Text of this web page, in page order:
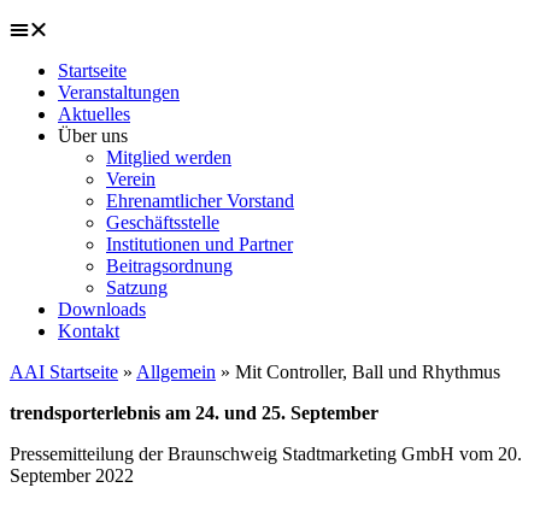
Startseite
Veranstaltungen
Aktuelles
Über uns
Mitglied werden
Verein
Ehrenamtlicher Vorstand
Geschäftsstelle
Institutionen und Partner
Beitragsordnung
Satzung
Downloads
Kontakt
AAI Startseite » Allgemein » Mit Controller, Ball und Rhythmus
trendsporterlebnis am 24. und 25. September
Pressemitteilung der Braunschweig Stadtmarketing GmbH vom 20.
September 2022